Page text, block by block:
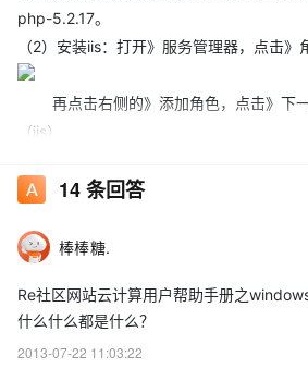
php-5.2.17。
（2）安装iis：打开》服务管理器，点击》
再点击右侧的》添加角色，点击》下
（iis）
点击》下一步，到安装选项卡中勾选》
（3）配置php环境：打开服务器管理器的
中：
14条回答
棒棒糖.
Re社区网站云计算用户帮助手册之
什么什么都是什么？
2013-07-22 11:03:22